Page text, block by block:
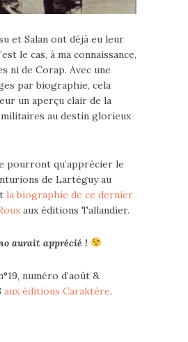
et Salan ont déjà eu leur
le cas, à ma connaissance,
ni de Corap. Avec une
par biographie, cela
un aperçu clair de la
au destin glorieux
pourront qu’apprécier le
de Lartéguy au
la biographie de ce dernier
aux éditions Tallandier.
aurait apprécié !
numéro d’août &
aux éditions Caraktère.